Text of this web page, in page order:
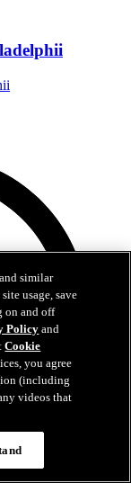
similar
usage, save
on and off
Policyand
Cookie
you agree
(including
videos that